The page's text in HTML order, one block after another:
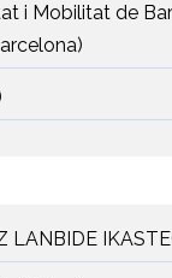
i Mobilitat de
LANBIDE